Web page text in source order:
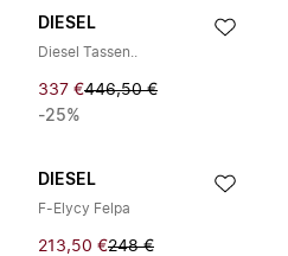
DIESEL
Diesel Tassen..
337 €446,50 €
-25%
DIESEL
F-Elycy Felpa
213,50 €248 €